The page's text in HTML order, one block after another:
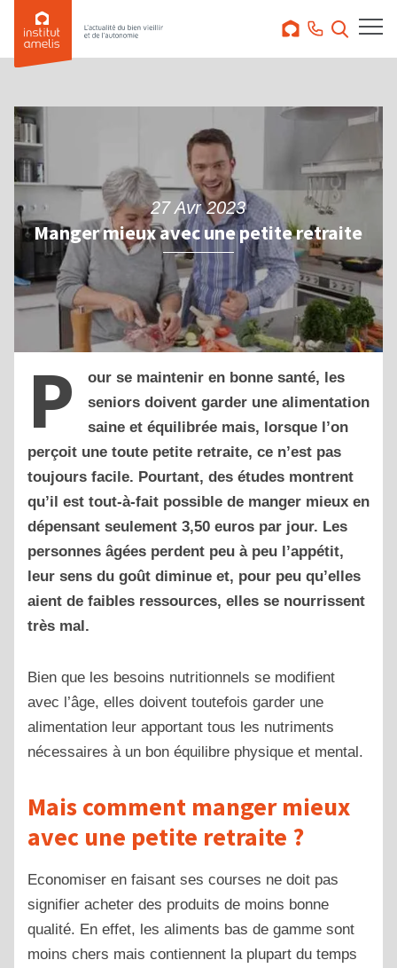
27 Avr 2023
Manger mieux avec une petite retraite
P
our se maintenir en bonne santé, les
seniors doivent garder une alimentation
saine et équilibrée mais, lorsque l’on
perçoit une toute petite retraite, ce n’est pas
toujours facile. Pourtant, des études montrent
qu’il est tout-à-fait possible de manger mieux en
dépensant seulement 3,50 euros par jour. Les
personnes âgées perdent peu à peu l’appétit,
leur sens du goût diminue et, pour peu qu’elles
aient de faibles ressources, elles se nourrissent
très mal.
Bien que les besoins nutritionnels se modifient
avec l’âge, elles doivent toutefois garder une
alimentation leur apportant tous les nutriments
nécessaires à un bon équilibre physique et mental.
Mais comment manger mieux
avec une petite retraite ?
Economiser en faisant ses courses ne doit pas
signifier acheter des produits de moins bonne
qualité. En effet, les aliments bas de gamme sont
moins chers mais contiennent la plupart du temps